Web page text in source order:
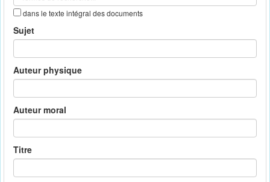
dans le texte intégral des documents
Sujet
Auteur physique
Auteur moral
Titre